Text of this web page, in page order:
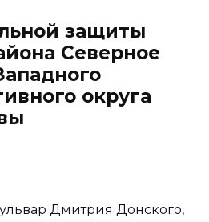
защиты
Северное
округа
Дмитрия Донского,